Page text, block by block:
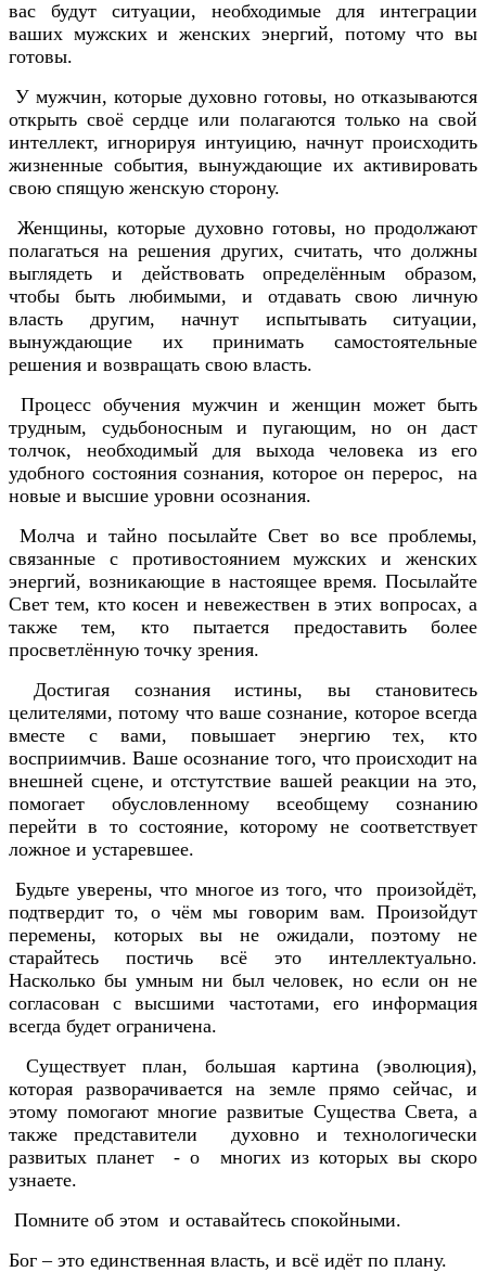
вас будут ситуации, необходимые для интеграции
ваших мужских и женских энергий, потому что вы
готовы.
У мужчин, которые духовно готовы, но отказываются
открыть своё сердце или полагаются только на свой
интеллект, игнорируя интуицию, начнут происходить
жизненные события, вынуждающие их активировать
свою спящую женскую сторону.
Женщины, которые духовно готовы, но продолжают
полагаться на решения других, считать, что должны
выглядеть и действовать определённым образом,
чтобы быть любимыми, и отдавать свою личную
власть другим, начнут испытывать ситуации,
вынуждающие их принимать самостоятельные
решения и возвращать свою власть.
Процесс обучения мужчин и женщин может быть
трудным, судьбоносным и пугающим, но он даст
толчок, необходимый для выхода человека из его
удобного состояния сознания, которое он перерос, на
новые и высшие уровни осознания.
Молча и тайно посылайте Свет во все проблемы,
связанные с противостоянием мужских и женских
энергий, возникающие в настоящее время. Посылайте
Свет тем, кто косен и невежествен в этих вопросах, а
также тем, кто пытается предоставить более
просветлённую точку зрения.
Достигая сознания истины, вы становитесь
целителями, потому что ваше сознание, которое всегда
вместе с вами, повышает энергию тех, кто
восприимчив. Ваше осознание того, что происходит на
внешней сцене, и отстутствие вашей реакции на это,
помогает обусловленному всеобщему сознанию
перейти в то состояние, которому не соответствует
ложное и устаревшее.
Будьте уверены, что многое из того, что произойдёт,
подтвердит то, о чём мы говорим вам. Произойдут
перемены, которых вы не ожидали, поэтому не
старайтесь постичь всё это интеллектуально.
Насколько бы умным ни был человек, но если он не
согласован с высшими частотами, его информация
всегда будет ограничена.
Существует план, большая картина (эволюция),
которая разворачивается на земле прямо сейчас, и
этому помогают многие развитые Существа Света, а
также представители духовно и технологически
развитых планет - о многих из которых вы скоро
узнаете.
Помните об этом и оставайтесь спокойными.
Бог – это единственная власть, и всё идёт по плану.